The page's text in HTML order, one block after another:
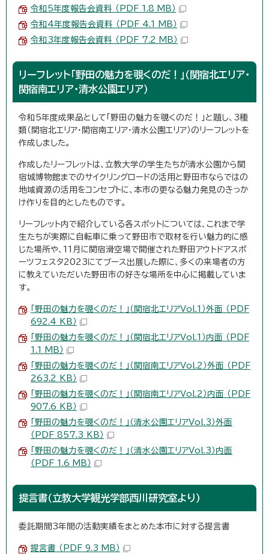
令和5年度報告会資料 （PDF 1.8 MB）
令和4年度報告会資料 （PDF 4.1 MB）
令和3年度報告会資料 （PDF 7.2 MB）
リーフレット「野田の魅力を覗くのだ！」（関宿北エリア・
関宿南エリア・清水公園エリア）
令和5年度成果品として「野田の魅力を覗くのだ！」と題し、3種
類（関宿北エリア・関宿南エリア・清水公園エリア）のリーフレットを
作成しました。
作成したリーフレットは、立教大学の学生たちが清水公園から関
宿城博物館までのサイクリングロードの活用と野田市ならではの
地域資源の活用をコンセプトに、本市の更なる魅力発見のきっか
け作りを目的としたものです。
リーフレット内で紹介している各スポットについては、これまで学
生たちが実際に自転車に乗って野田市で取材を行い魅力的に感
じた場所や、11月に関宿滑空場で開催された野田アウトドアスポ
ーツフェスタ2023にてブース出展した際に、多くの来場者の方
に教えていただいた野田市の好きな場所を中心に掲載していま
す。
「野田の魅力を覗くのだ！」（関宿北エリアVol.1）外面 （PDF
692.4 KB）
「野田の魅力を覗くのだ！」（関宿北エリアVol.1）内面 （PDF
1.1 MB）
「野田の魅力を覗くのだ！」（関宿南エリアVol.2）外面 （PDF
263.2 KB）
「野田の魅力を覗くのだ！」（関宿南エリアVol.2）内面 （PDF
907.6 KB）
「野田の魅力を覗くのだ！」（清水公園エリアVol.3）外面
（PDF 857.3 KB）
「野田の魅力を覗くのだ！」（清水公園エリアVol.3）内面
（PDF 1.6 MB）
提言書（立教大学観光学部西川研究室より）
委託期間3年間の活動実績をまとめた本市に対する提言書
提言書 （PDF 9.3 MB）